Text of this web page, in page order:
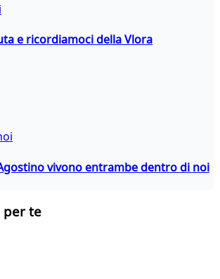
e ricordiamoci della Vlora
vivono entrambe dentro di noi
per te